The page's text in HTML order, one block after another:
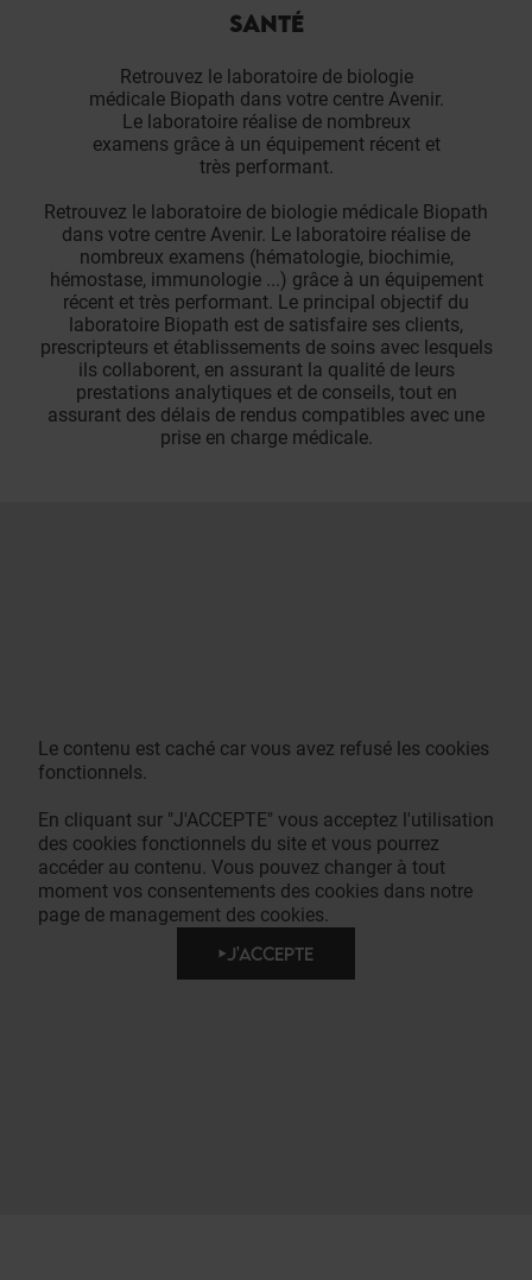
SANTÉ
Retrouvez le laboratoire de biologie
médicale Biopath dans votre centre Avenir.
Le laboratoire réalise de nombreux
examens grâce à un équipement récent et
très performant.
Retrouvez le laboratoire de biologie médicale Biopath
dans votre centre Avenir. Le laboratoire réalise de
nombreux examens (hématologie, biochimie,
hémostase, immunologie ...) grâce à un équipement
récent et très performant. Le principal objectif du
laboratoire Biopath est de satisfaire ses clients,
prescripteurs et établissements de soins avec lesquels
ils collaborent, en assurant la qualité de leurs
prestations analytiques et de conseils, tout en
assurant des délais de rendus compatibles avec une
prise en charge médicale.
Le contenu est caché car vous avez refusé les cookies
fonctionnels.
En cliquant sur "J'ACCEPTE" vous acceptez l'utilisation
des cookies fonctionnels du site et vous pourrez
accéder au contenu. Vous pouvez changer à tout
moment vos consentements des cookies dans notre
page de management des cookies.
J'ACCEPTE